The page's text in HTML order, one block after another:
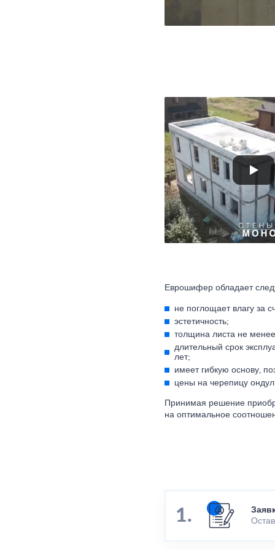
Еврошифер обладает
не поглощает влагу за
эстетичность;
толщина листа не
длительный срок
лет;
имеет гибкую основу,
цены на черепицу
Принимая решение
на оптимальное